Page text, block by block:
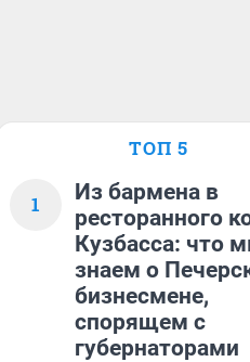
ТОП 5
1
Из бармена в
ресторанного
Кузбасса: что
знаем о
бизнесмене,
спорящем с
губернаторами